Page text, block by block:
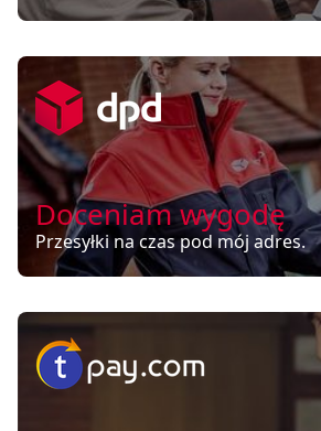
Doceniam wygodę
Przesyłki na czas pod mój adres.